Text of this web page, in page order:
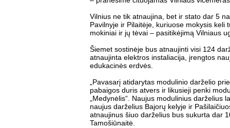
Vilnius ne tik atnaujina, bet ir stato dar 5
Pavilnyje ir Pilaitėje, kuriuose mokysis keli
mokiniai ir jų tėvai – pasitikėjimą Vilniaus
Šiemet sostinėje bus atnaujinti visi 124
atnaujinta elektros instaliacija, įrengtos
edukacinės erdvės.
„Pavasarį atidarytas modulinio darželio
pabaigos duris atvers ir likusieji penki
„Medynėlis“. Naujus modulinius
naujus darželius Bajorų kelyje ir
atnaujinus šiuo darželius bus sukurta dar
Tamošiūnaitė.